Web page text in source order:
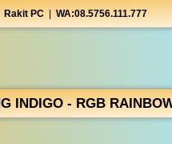
Rakit PC WA:08.5756.111.777
INDIGO - RGB